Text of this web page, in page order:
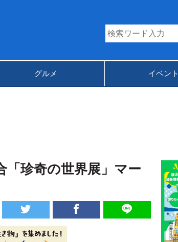
グルメ イベント
「珍奇の世界展」マー